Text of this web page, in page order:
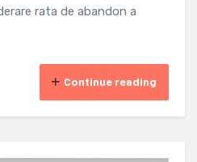
rata de abandon a
Continue reading